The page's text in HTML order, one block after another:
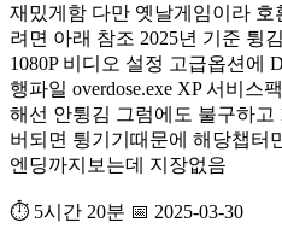
재밌게함 다만 옛날게임이라
려면 아래 참조 2025년 기준 튕
1080P 비디오 설정 고급옵션에
행파일 overdose.exe XP 서비스
해선 안튕김 그럼에도 불구하고
버되면 튕기기때문에 해당챕터
엔딩까지보는데 지장없음
⏱️ 5시간 20분 📅 2025-03-30